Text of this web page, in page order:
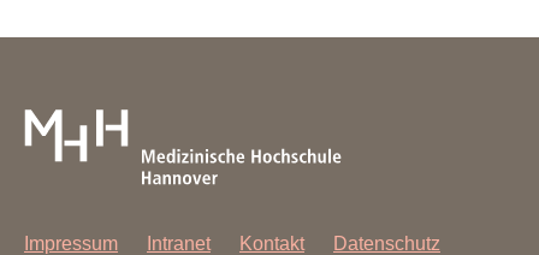
Impressum Intranet Kontakt
Datenschutz